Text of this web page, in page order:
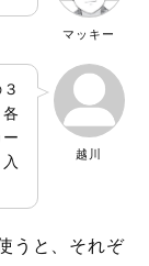
マッキー
越川
うと、それぞ